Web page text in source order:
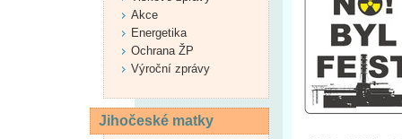
Akce
Energetika
Ochrana ŽP
Výroční zprávy
Jihočeské matky